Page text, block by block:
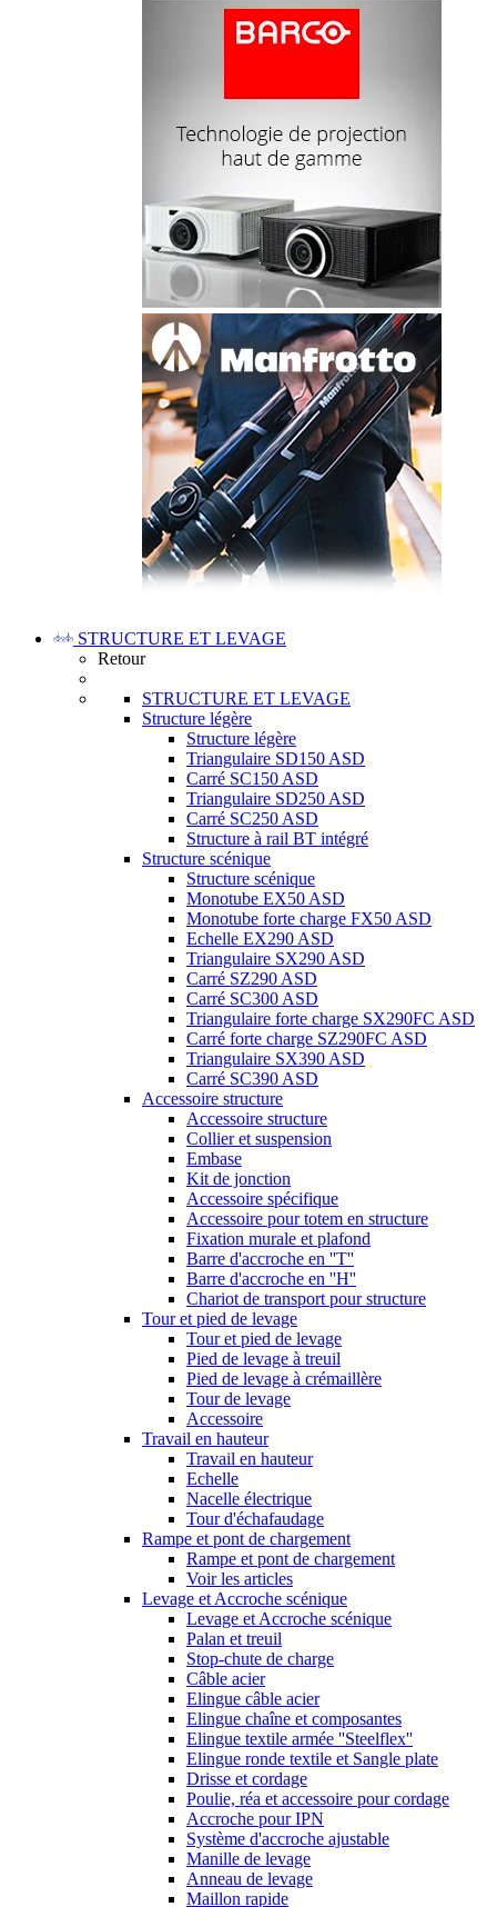
STRUCTURE ET LEVAGE
Retour
STRUCTURE ET LEVAGE
Structure légère
Structure légère
Triangulaire SD150 ASD
Carré SC150 ASD
Triangulaire SD250 ASD
Carré SC250 ASD
Structure à rail BT intégré
Structure scénique
Structure scénique
Monotube EX50 ASD
Monotube forte charge FX50 ASD
Echelle EX290 ASD
Triangulaire SX290 ASD
Carré SZ290 ASD
Carré SC300 ASD
Triangulaire forte charge SX290FC ASD
Carré forte charge SZ290FC ASD
Triangulaire SX390 ASD
Carré SC390 ASD
Accessoire structure
Accessoire structure
Collier et suspension
Embase
Kit de jonction
Accessoire spécifique
Accessoire pour totem en structure
Fixation murale et plafond
Barre d'accroche en ''T''
Barre d'accroche en ''H''
Chariot de transport pour structure
Tour et pied de levage
Tour et pied de levage
Pied de levage à treuil
Pied de levage à crémaillère
Tour de levage
Accessoire
Travail en hauteur
Travail en hauteur
Echelle
Nacelle électrique
Tour d'échafaudage
Rampe et pont de chargement
Rampe et pont de chargement
Voir les articles
Levage et Accroche scénique
Levage et Accroche scénique
Palan et treuil
Stop-chute de charge
Câble acier
Elingue câble acier
Elingue chaîne et composantes
Elingue textile armée ''Steelflex''
Elingue ronde textile et Sangle plate
Drisse et cordage
Poulie, réa et accessoire pour cordage
Accroche pour IPN
Système d'accroche ajustable
Manille de levage
Anneau de levage
Maillon rapide